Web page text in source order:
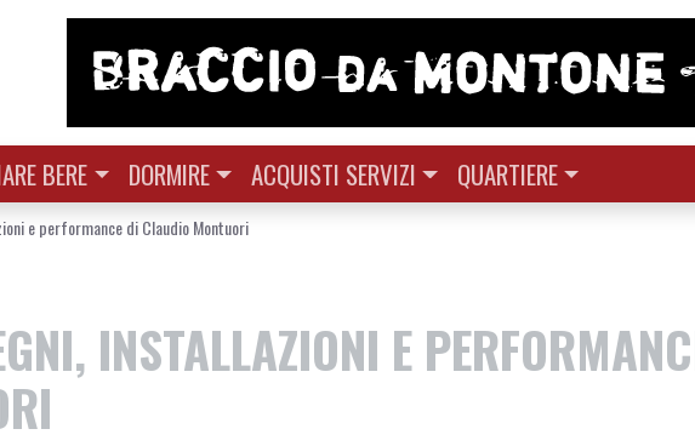
BERE DORMIRE ACQUISTI SERVIZI QUARTIERE
e performance di Claudio Montuori
INSTALLAZIONI E